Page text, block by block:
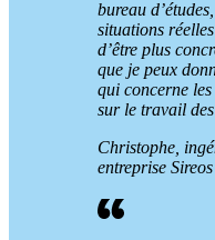
bureau
situations
d’être plus
que je peux
qui concerne
sur le travail
Christophe,
entreprise